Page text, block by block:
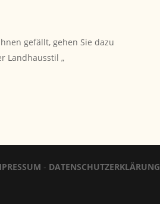
gefällt, gehen Sie dazu
Landhausstil „
- DATENSCHUTZERKLÄRUNG